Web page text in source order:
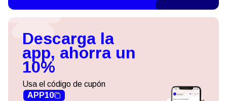
Descarga la
app, ahorra un
10%
Usa el código de cupón
APP10